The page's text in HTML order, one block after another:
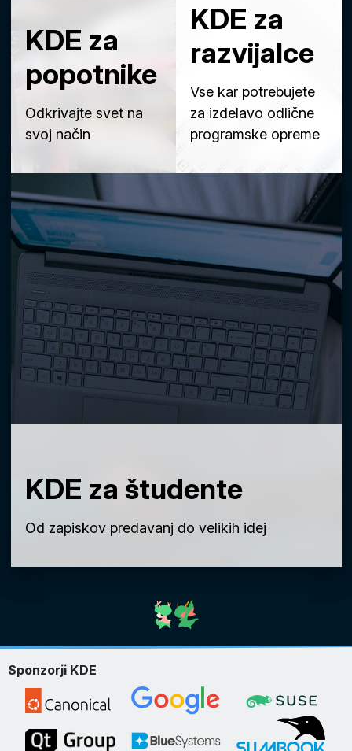
KDE za
popotnike
Odkrivajte svet na
svoj način
KDE za
razvijalce
Vse kar potrebujete
za izdelavo odlične
programske opreme
KDE za študente
Od zapiskov predavanj do velikih idej
Sponzorji KDE